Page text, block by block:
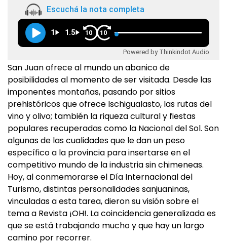
Escuchá la nota completa
1 1.5 10 10
Powered by Thinkindot Audio
San Juan ofrece al mundo un abanico de
posibilidades al momento de ser visitada. Desde las
imponentes montañas, pasando por sitios
prehistóricos que ofrece Ischigualasto, las rutas del
vino y olivo; también la riqueza cultural y fiestas
populares recuperadas como la Nacional del Sol. Son
algunas de las cualidades que le dan un peso
específico a la provincia para insertarse en el
competitivo mundo de la industria sin chimeneas.
Hoy, al conmemorarse el Día Internacional del
Turismo, distintas personalidades sanjuaninas,
vinculadas a esta tarea, dieron su visión sobre el
tema a Revista ¡OH!. La coincidencia generalizada es
que se está trabajando mucho y que hay un largo
camino por recorrer.